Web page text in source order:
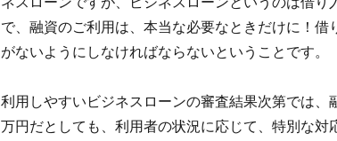
で、融資のご利用は、本当な必要なときだけに！借
がないようにしなければならないということです。
利用しやすいビジネスローンの審査結果次第では、
万円だとしても、利用者の状況に応じて、特別な対